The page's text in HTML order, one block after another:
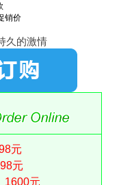
销价
久的激情